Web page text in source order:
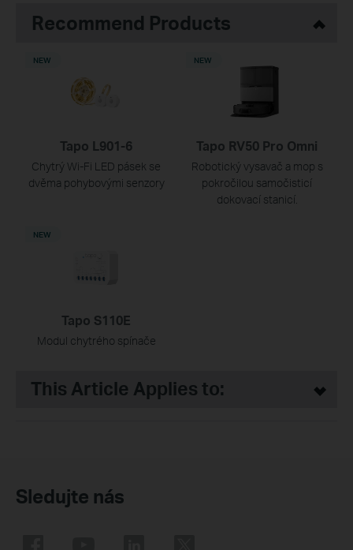
Recommend Products
Tapo L901-6
Chytrý Wi-Fi LED pásek se
dvěma pohybovými senzory
NEW
Tapo RV50 Pro Omni
Robotický vysavač a mop s
pokročilou samočisticí
dokovací stanicí.
NEW
Tapo S110E
Modul chytrého spínače
NEW
This Article Applies to:
Sledujte nás